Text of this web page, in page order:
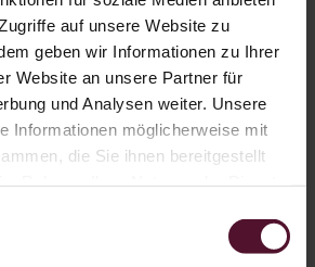
auf unsere Website zu
geben wir Informationen zu Ihrer
Website an unsere Partner für
und Analysen weiter. Unsere
Informationen möglicherweise mit
die Sie ihnen bereitgestellt
€ oder 12 Flaschen